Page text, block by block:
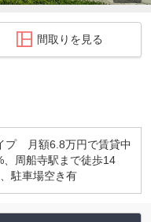
間取りを見る
プ 月額6.8万円で賃貸中
、周船寺駅まで徒歩14
駐車場空き有